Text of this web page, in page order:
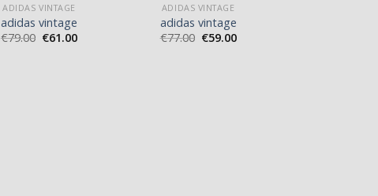
ADIDAS VINTAGE
adidas vintage
€79.00 €61.00
ADIDAS VINTAGE
adidas vintage
€77.00 €59.00